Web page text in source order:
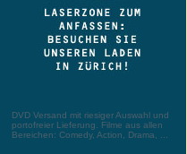
DVD Versand mit riesiger Auswahl und
portofreier Lieferung. Filme aus allen
Bereichen: Comedy, Action, Drama, ...